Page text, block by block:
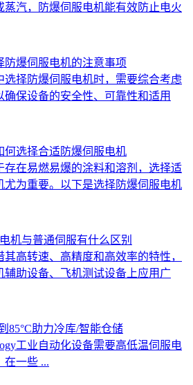
蒸汽，防爆伺服电机能有效防止电火
防爆伺服电机的注意事项
选择防爆伺服电机时，需要综合考虑
确保设备的安全性、可靠性和适用
何选择合适防爆伺服电机
存在易燃易爆的涂料和溶剂，选择适
尤为重要。以下是选择防爆伺服电机
机与普通伺服有什么区别
高转速、高精度和高效率的特性，
辅助设备、飞机测试设备上应用广
85°C助力冷库/智能仓储
工业自动化设备需要高低温伺服电
在一些 ...